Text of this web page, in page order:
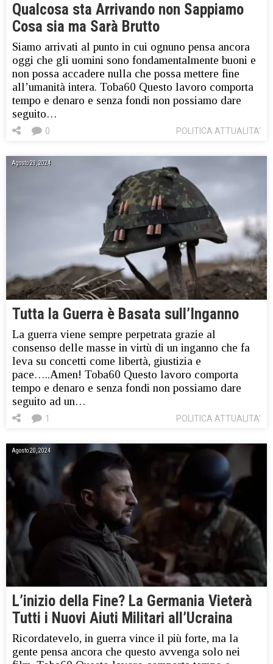
Qualcosa sta Arrivando non Sappiamo
Cosa sia ma Sarà Brutto
Siamo arrivati al punto in cui ognuno pensa ancora
oggi che gli uomini sono fondamentalmente buoni e
non possa accadere nulla che possa mettere fine
all’umanità intera. Toba60 Questo lavoro comporta
tempo e denaro e senza fondi non possiamo dare
seguito…
POLITICA ATTUALITA'
0
Agosto 29, 2024
Tutta la Guerra è Basata sull’Inganno
La guerra viene sempre perpetrata grazie al
consenso delle masse in virtù di un inganno che fa
leva su concetti come libertà, giustizia e
pace…..Amen! Toba60 Questo lavoro comporta
tempo e denaro e senza fondi non possiamo dare
seguito ad un…
POLITICA ATTUALITA'
1
Agosto 20, 2024
L’inizio della Fine? La Germania Vieterà
Tutti i Nuovi Aiuti Militari all’Ucraina
Ricordatevelo, in guerra vince il più forte, ma la
gente pensa ancora che questo avvenga solo nei